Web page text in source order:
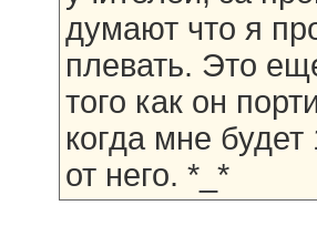
думают что я
плевать. Это
того как он
когда мне
от него. *_*